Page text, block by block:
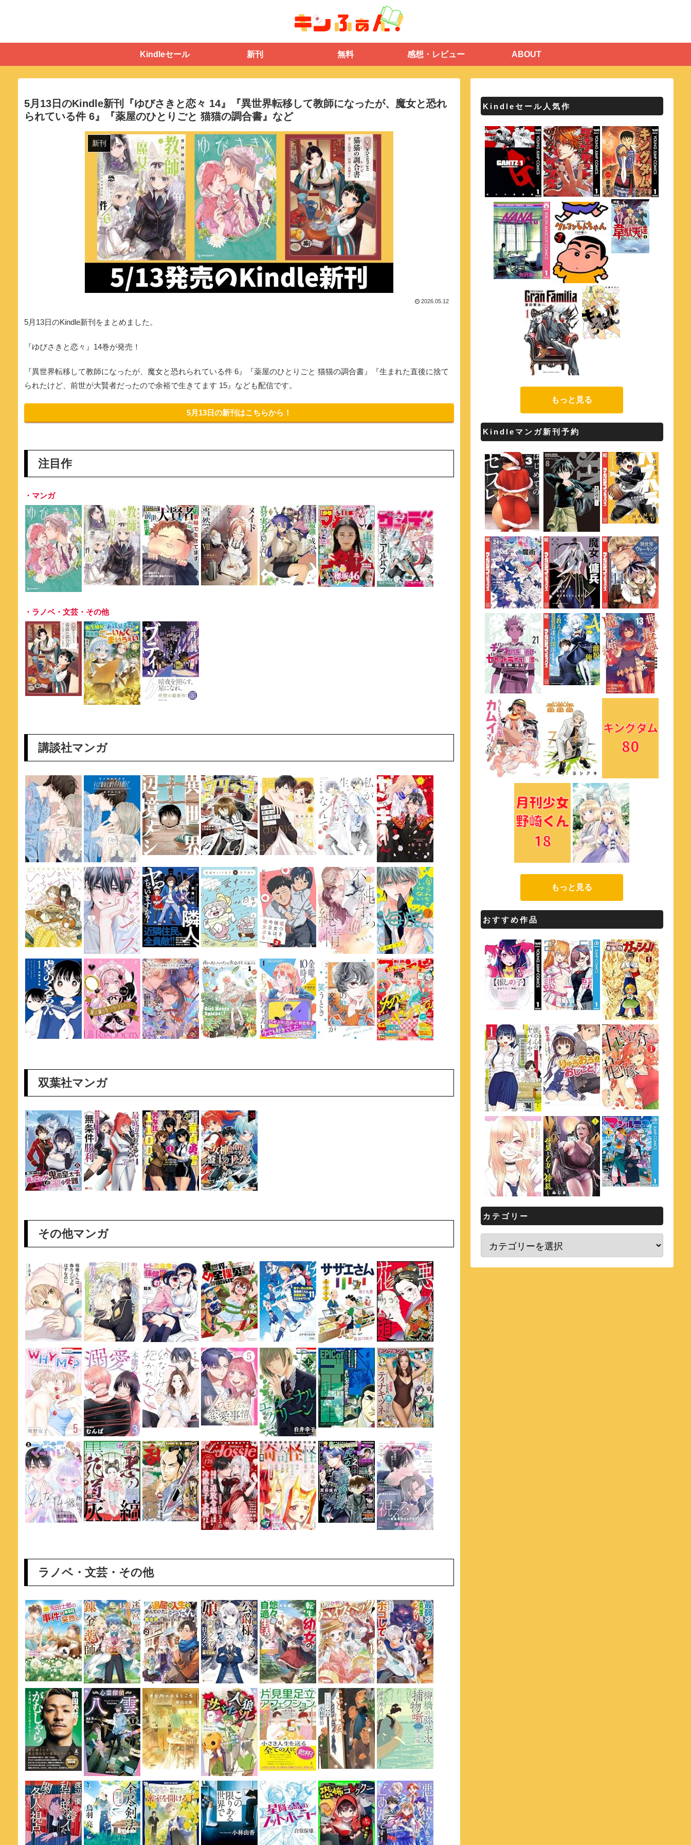
Kindleセール 新刊 無料 感想・レビュー ABOUT
5月13日のKindle新刊『ゆびさきと恋々 14』『異世界転移して教師になったが、魔女と恐れ
られている件 6』『薬屋のひとりごと 猫猫の調合書』など
新刊
2026.05.12
5月13日のKindle新刊をまとめました。
『ゆびさきと恋々』14巻が発売！
『異世界転移して教師になったが、魔女と恐れられている件 6』『薬屋のひとりごと 猫猫の調合書』『生まれた直後に捨て
られたけど、前世が大賢者だったので余裕で生きてます 15』なども配信です。
5月13日の新刊はこちらから！
注目作
・マンガ
・ラノベ・文芸・その他
講談社マンガ
双葉社マンガ
その他マンガ
ラノベ・文芸・その他
Kindleセール人気作
もっと見る
Kindleマンガ新刊予約
もっと見る
おすすめ作品
カテゴリー